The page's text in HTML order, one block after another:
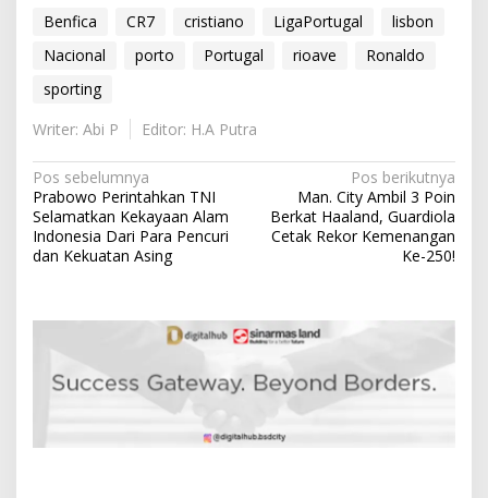
Benfica CR7 cristiano LigaPortugal
lisbon
Nacional
porto Portugal rioave
Ronaldo
sporting
Writer: Abi P
Editor: H.A Putra
N
a
v
o
Pos sebelumnya
Prabowo Perintahkan TNI
Selamatkan Kekayaan Alam
Indonesia Dari Para Pencuri
dan Kekuatan Asing
Pos berikutnya
Man. City Ambil 3 Poin
Berkat Haaland, Guardiola
Cetak Rekor Kemenangan
Ke-250!